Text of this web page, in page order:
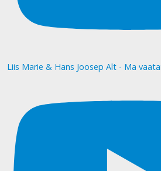
Liis Marie & Hans Joosep Alt - Ma